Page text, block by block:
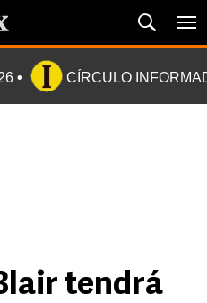
CÍRCULO
tendrá